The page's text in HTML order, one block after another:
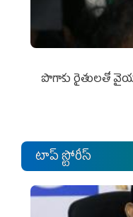
పొగాకు రైతుల‌తో
టాప్ స్టోరీస్